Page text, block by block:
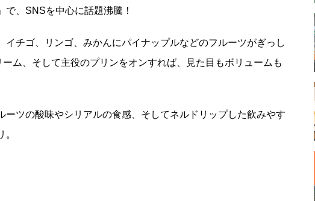
、SNSを中心に話題沸騰！
チゴ、リンゴ、みかんにパイナップルなどのフルーツがぎっし
ム、そして主役のプリンをオンすれば、見た目もボリュームも
ーツの酸味やシリアルの食感、そしてネルドリップした飲みやす